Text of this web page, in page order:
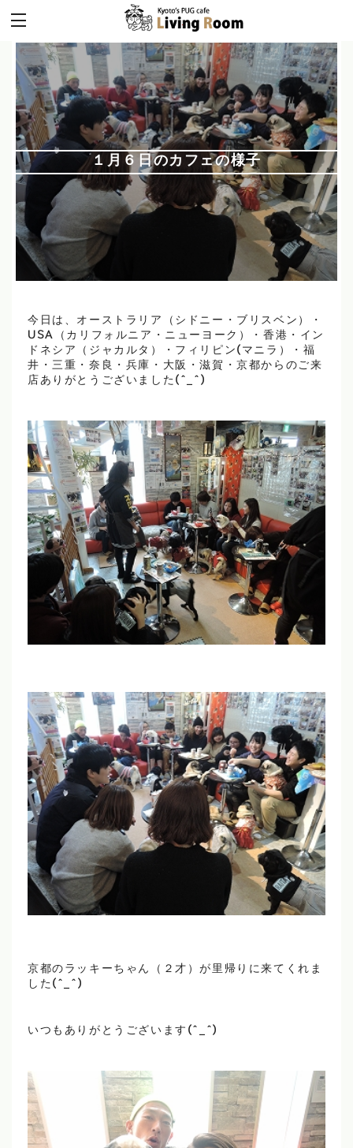
１月６日のカフェの様子
今日は、オーストラリア（シドニー・ブリスベン）・
USA（カリフォルニア・ニューヨーク）・香港・イン
ドネシア（ジャカルタ）・フィリピン(マニラ）・福
井・三重・奈良・兵庫・大阪・滋賀・京都からのご来
店ありがとうございました(^_^)
京都のラッキーちゃん（２才）が里帰りに来てくれま
した(^_^)
いつもありがとうございます(^_^)